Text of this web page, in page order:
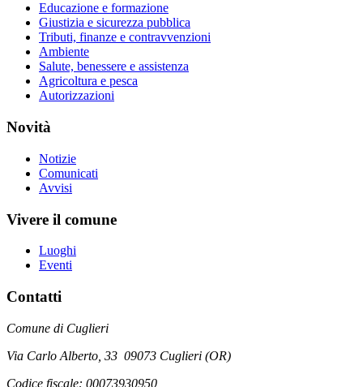
Educazione e formazione
Giustizia e sicurezza pubblica
Tributi, finanze e contravvenzioni
Ambiente
Salute, benessere e assistenza
Agricoltura e pesca
Autorizzazioni
Novità
Notizie
Comunicati
Avvisi
Vivere il comune
Luoghi
Eventi
Contatti
Comune di Cuglieri
Via Carlo Alberto, 33 09073 Cuglieri (OR)
Codice fiscale: 00073930950